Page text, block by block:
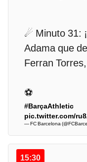
☄ Minuto 31:
Adama que
Ferran
⚽
#BarçaAthletic
pic.twitter.com/
— FC Barcelona
15:30